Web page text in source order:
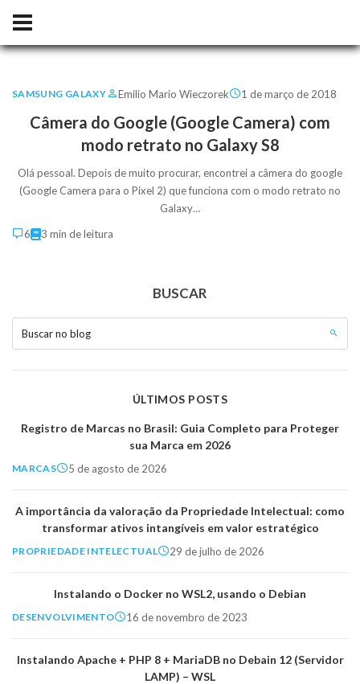
SAMSUNG GALAXY Emilio Mario Wieczorek 1 de março de 2018
Câmera do Google (Google Camera) com
modo retrato no Galaxy S8
Olá pessoal. Depois de muito procurar, encontrei a câmera do google
(Google Camera para o Pixel 2) que funciona com o modo retrato no
Galaxy…
6
3 min de leitura
BUSCAR
Buscar no blog
ÚLTIMOS POSTS
Registro de Marcas no Brasil: Guia Completo para Proteger
sua Marca em 2026
MARCAS 5 de agosto de 2026
A importância da valoração da Propriedade Intelectual: como
transformar ativos intangíveis em valor estratégico
PROPRIEDADE INTELECTUAL 29 de julho de 2026
Instalando o Docker no WSL2, usando o Debian
DESENVOLVIMENTO 16 de novembro de 2023
Instalando Apache + PHP 8 + MariaDB no Debain 12 (Servidor
LAMP) – WSL